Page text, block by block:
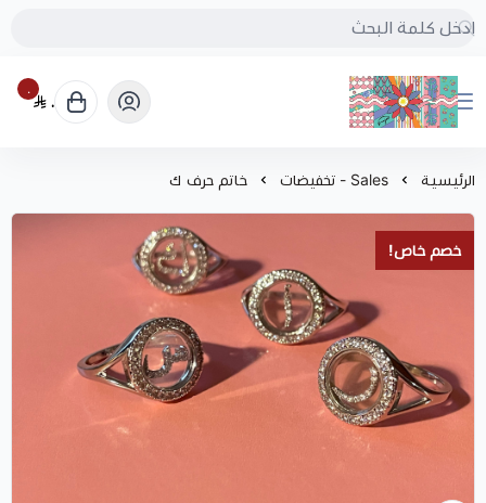
بُنجرة
٠
٠
الرئيسية Sales - تخفيضات خاتم حرف ك
خصم خاص!